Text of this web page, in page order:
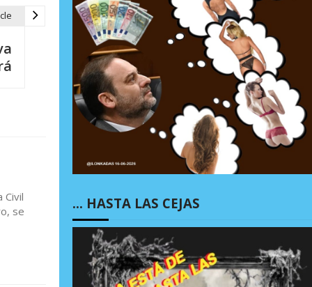
Civil
se
… HASTA LAS CEJAS